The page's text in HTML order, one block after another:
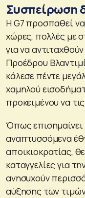
Συσπείρωση
Η G7 προσπαθεί
χώρες, πολλές με
για να
Προέδρου
κάλεσε πέντε
χαμηλού
προκειμένου να
Όπως
αναπτυσσόμενα
αποικιοκρατίας,
καταγγελίες για
ανησυχούν
αύξησης των